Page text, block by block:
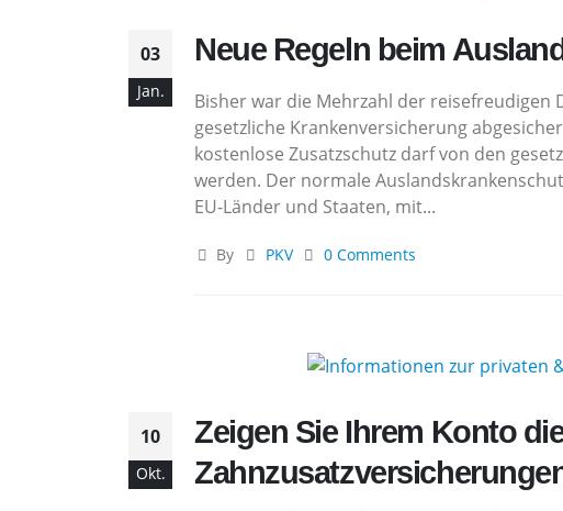
03
Jan.
Neue Regeln beim
Bisher war die Mehrzahl der reisefreudigen
gesetzliche Krankenversicherung
kostenlose Zusatzschutz darf von den
werden. Der normale
EU-Länder und Staaten, mit...
By PKV 0 Comments
10
Okt.
Zeigen Sie Ihrem Konto